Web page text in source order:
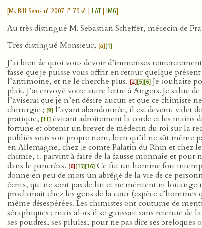
[Ms BIU Santé no 2007, fo 79 vo | LAT| IMG]
Au très distingué M. Sebastian Scheffer, médecin de
Très distingué Monsieur, [a][1]
J’ai bien de quoi vous devoir d’immenses
fasse que je puisse vous offrir en retour quelque
l’antimoine, et ne le cherche plus. [2][5][6] Je souhaite
plaît. J’ai envoyé votre autre lettre à Angers. Je salue
l’aviserai que je n’en désire aucun et que ce chimiste
chirurgie ; [9] l’ayant abandonnée, il est devenu valet
pratique, [11] évitant adroitement la corde et les mains
fortune et obtenir un brevet de médecin du roi sur la
publiés sous son propre nom, bien qu’il ne sût même
en Allemagne, chez le comte Palatin du Rhin et chez
chimie, il parvint à faire de la fausse monnaie et pour
dans le pancréas. [6][15][16] Ce fut un homme fort
donne en peu de mots un abrégé de la vie de ce
écrits, qui ne sont pas de lui et ne méritent ni louange
proclamait chez les gens de la cour (espèce
même désespérées. Les chimistes ont coutume de
séraphiques ; mais alors il se gaussait sans retenue de
ses poudres, ses pilules, pour ne pas dire ses breloques